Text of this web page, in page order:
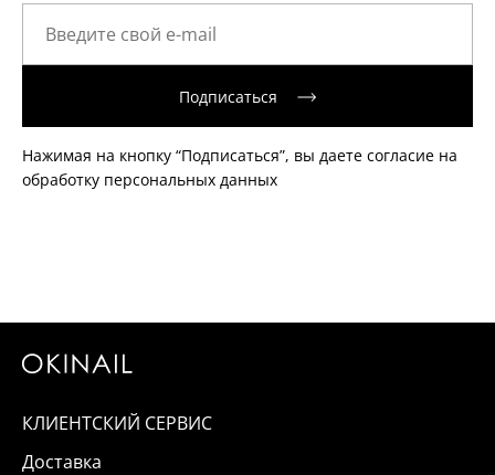
Подписаться
Нажимая на кнопку “Подписаться”, вы даете согласие на
обработку персональных данных
КЛИЕНТСКИЙ СЕРВИС
Доставка